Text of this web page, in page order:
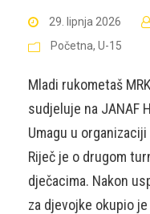
29. lipnja 2026
Početna, U-15
Mladi rukometaš
sudjeluje na JANAF
Umagu u
Riječ je o drugom
dječacima. Nakon
za djevojke okupio